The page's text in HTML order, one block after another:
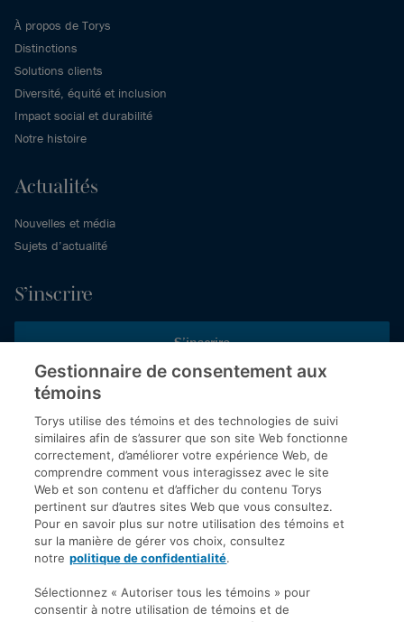
À propos de Torys
Distinctions
Solutions clients
Diversité, équité et inclusion
Impact social et durabilité
Notre histoire
Actualités
Nouvelles et média
Sujets d’actualité
S’inscrire
S’inscrire
Inscrivez-vous aux publications de Torys pour recevoir nos derniers
commentaires, notre calendrier de webinaires et d’événements et
plus encore.
© 2026 Société d'avocats Torys S.E.N.C.R.L. Tous droits
réservés.
Politique de protection des renseignements personnels
Droit d’auteur
Avis de non-responsabilité
Modalités générales
Gestionnaire de consentement aux
témoins
Torys utilise des témoins et des technologies de suivi
similaires afin de s’assurer que son site Web fonctionne
correctement, d’améliorer votre expérience Web, de
comprendre comment vous interagissez avec le site
Web et son contenu et d’afficher du contenu Torys
pertinent sur d’autres sites Web que vous consultez.
Pour en savoir plus sur notre utilisation des témoins et
sur la manière de gérer vos choix, consultez
notre politique de confidentialité.
Sélectionnez « Autoriser tous les témoins » pour
consentir à notre utilisation de témoins et de